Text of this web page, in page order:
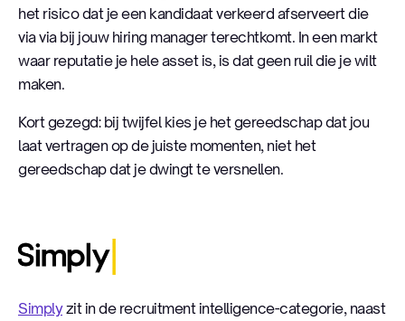
het risico dat je een kandidaat verkeerd afserveert die
via via bij jouw hiring manager terechtkomt. In een markt
waar reputatie je hele asset is, is dat geen ruil die je wilt
maken.
Kort gezegd: bij twijfel kies je het gereedschap dat jou
laat vertragen op de juiste momenten, niet het
gereedschap dat je dwingt te versnellen.
Simplyzit in de recruitment intelligence-categorie, naast